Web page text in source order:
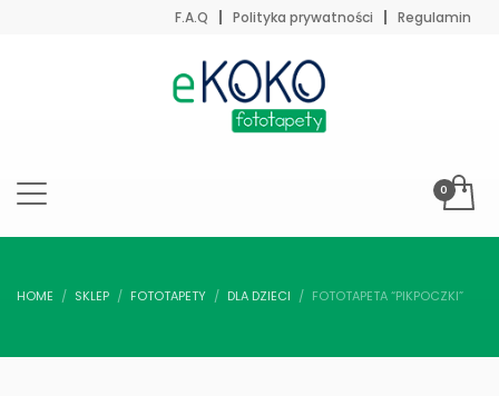
F.A.Q Polityka prywatności Regulamin
HOME SKLEP FOTOTAPETY DLA DZIECI FOTOTAPETA “PIKPOCZKI”